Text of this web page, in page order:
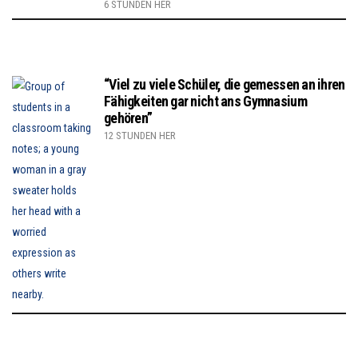
6 STUNDEN HER
“Viel zu viele Schüler, die gemessen an ihren
Fähigkeiten gar nicht ans Gymnasium
gehören”
12 STUNDEN HER